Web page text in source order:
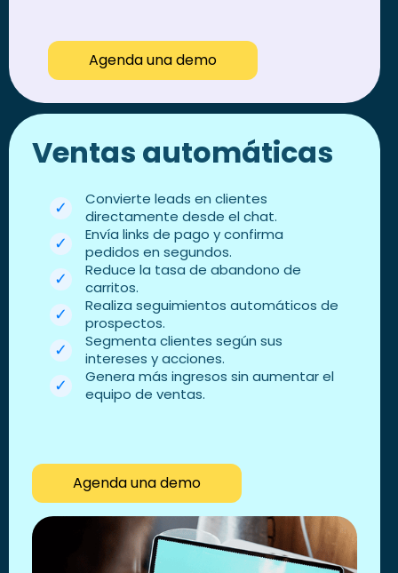
Agenda una demo
Ventas automáticas
Convierte leads en clientes
directamente desde el chat.
Envía links de pago y confirma
pedidos en segundos.
Reduce la tasa de abandono de
carritos.
Realiza seguimientos automáticos de
prospectos.
Segmenta clientes según sus
intereses y acciones.
Genera más ingresos sin aumentar el
equipo de ventas.
Agenda una demo